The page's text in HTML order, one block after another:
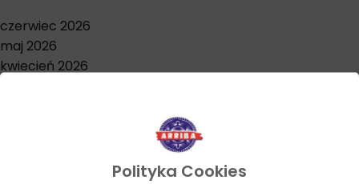
Polityka Cookies
czerwiec 2026
maj 2026
kwiecień 2026